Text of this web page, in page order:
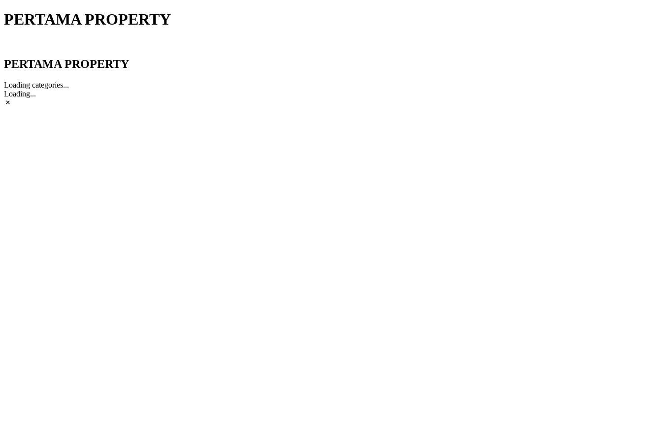
PERTAMA PROPERTY
PERTAMA PROPERTY
Loading categories...
Loading...